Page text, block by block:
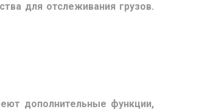
для отслеживания грузов.
дополнительные функции,